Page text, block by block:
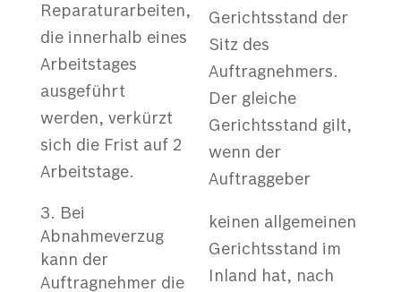
Reparaturarbeiten,
die innerhalb eines
Arbeitstages
ausgeführt
werden, verkürzt
sich die Frist auf 2
Arbeitstage.
Bei
Abnahmeverzug
kann der
Auftragnehmer die
Gerichtsstand der
Sitz des
Auftragnehmers.
Der gleiche
Gerichtsstand gilt,
wenn der
Auftraggeber
keinen allgemeinen
Gerichtsstand im
Inland hat, nach